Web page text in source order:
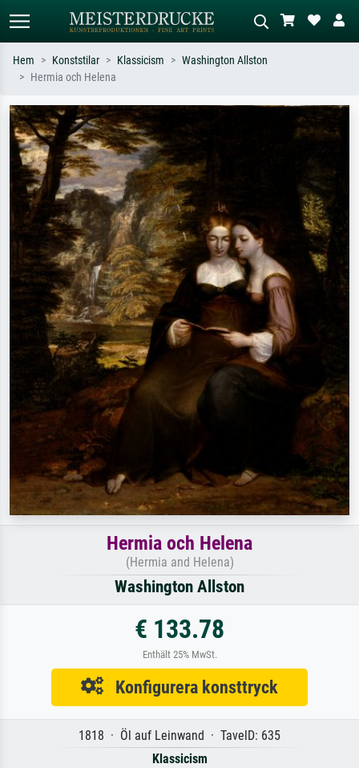
Sök efter konstnär, titel eller stil –
t.ex. Monet, Stjärnenatt,
impressionism, Hokusai-våg, naken.
Beskriv scenen – t.ex. grön äng,
abstrakt med mycket rött, mörk
Hem Konststilar Klassicism
Washington Allston
Hermia och Helena
Hermia och Helena
(Hermia and Helena)
Washington Allston
€ 133.78
Enthält 25% MwSt.
Konfigurera konsttryck
1818 · Öl auf Leinwand · TavelD: 635
Klassicism